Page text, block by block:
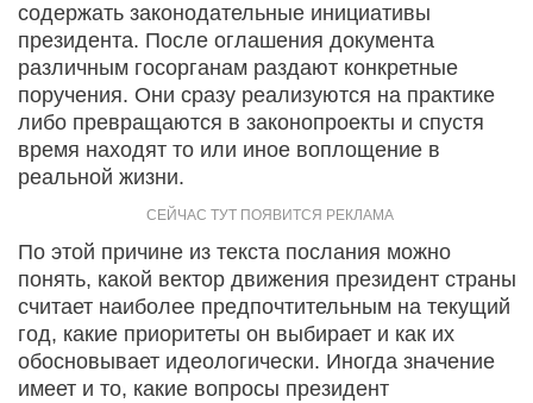
содержать законодательные инициативы
президента. После оглашения документа
различным госорганам раздают конкретные
поручения. Они сразу реализуются на практике
либо превращаются в законопроекты и спустя
время находят то или иное воплощение в
реальной жизни.
По этой причине из текста послания можно
понять, какой вектор движения президент страны
считает наиболее предпочтительным на текущий
год, какие приоритеты он выбирает и как их
обосновывает идеологически. Иногда значение
имеет и то, какие вопросы президент